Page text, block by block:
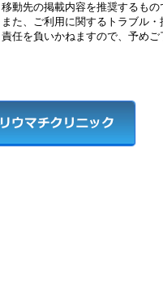
移動先の掲載内容を推奨するもの
また、ご利用に関するトラブル・
責任を負いかねますので、予めご